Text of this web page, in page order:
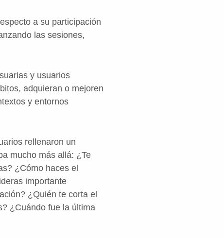
a su participación
las sesiones,
y usuarios
adquieran o mejoren
y entornos
rellenaron un
mucho más allá: ¿Te
¿Cómo haces el
importante
¿Quién te corta el
¿Cuándo fue la última